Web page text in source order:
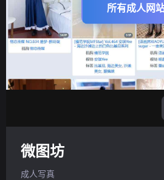
所有成人网
微图坊
成人写真